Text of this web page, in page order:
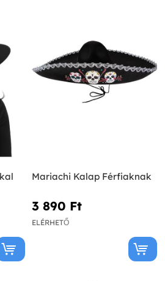
Mariachi Kalap Férfiaknak
3 890 Ft‎
ELÉRHETŐ